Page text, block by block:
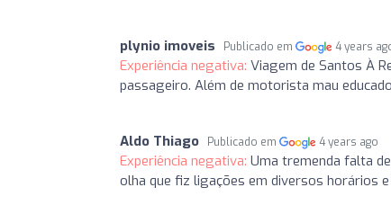
plynio imoveis Publicado em 4 years
Experiência negativa: Viagem de Santos À
passageiro. Além de motorista mau
Aldo Thiago Publicado em 4 years ago
Experiência negativa: Uma tremenda falta
olha que fiz ligações em diversos horários e